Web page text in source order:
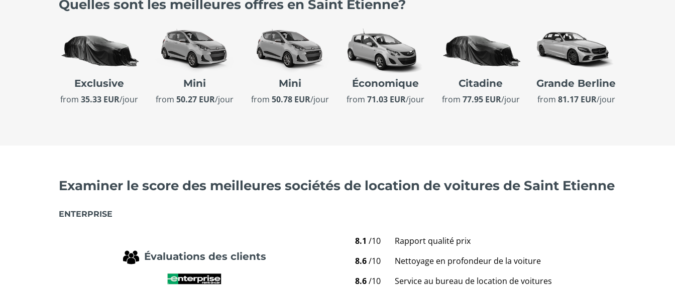
Quelles sont les meilleures offres en Saint Etienne?
Exclusive
from 35.33 EUR/jour
Mini
from 50.27 EUR/jour
Mini
from 50.78 EUR/jour
Économique
from 71.03 EUR/jour
Citadine
from 77.95 EUR/jour
Grande Berline
from 81.17 EUR/jour
Examiner le score des meilleures sociétés de location de voitures de Saint Etienne
ENTERPRISE
Évaluations des clients
8.1 /10
Rapport qualité prix
8.6/10
Nettoyage en profondeur de la voiture
8.6/10
Service au bureau de location de voitures